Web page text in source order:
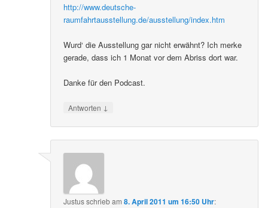
http://www.deutsche-
raumfahrtausstellung.de/ausstellung/index.htm
Wurd‘ die Ausstellung gar nicht erwähnt? Ich merke
gerade, dass ich 1 Monat vor dem Abriss dort war.
Danke für den Podcast.
Antworten ↓
Justusschriebam8. April 2011 um 16:50 Uhr: